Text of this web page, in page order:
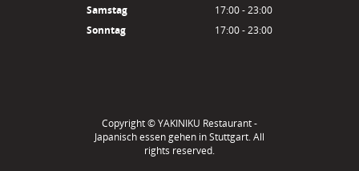
Samstag
17:00 - 23:00
Sonntag
17:00 - 23:00
Copyright ©YAKINIKU Restaurant -
Japanisch essen gehen in Stuttgart. All
rights reserved.